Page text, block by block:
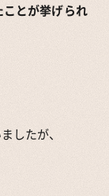
とが挙げられ
したが、